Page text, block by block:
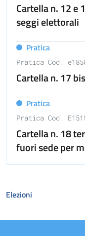
Cartella n. 12 e
seggi elettorali
Pratica
Pratica Cod.
Cartella n. 17
Pratica
Pratica Cod.
Cartella n. 18
fuori sede per
Elezioni